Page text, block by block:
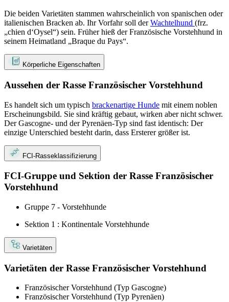
Die beiden Varietäten stammen wahrscheinlich von spanischen oder
italienischen Bracken ab. Ihr Vorfahr soll derWachtelhund (frz.
„chien d‘Oysel“) sein. Früher hieß der Französische Vorstehhund in
seinem Heimatland „Braque du Pays“.
Körperliche Eigenschaften
Aussehen der Rasse Französischer Vorstehhund
Es handelt sich um typisch brackenartige Hunde mit einem noblen
Erscheinungsbild. Sie sind kräftig gebaut, wirken aber nicht schwer.
Der Gascogne- und der Pyrenäen-Typ sind fast identisch: Der
einzige Unterschied besteht darin, dass Ersterer größer ist.
FCI-Rasseklassifizierung
FCI-Gruppe und Sektion der Rasse Französischer
Vorstehhund
Gruppe 7 - Vorstehhunde
Sektion 1 : Kontinentale Vorstehhunde
Varietäten
Varietäten der Rasse Französischer Vorstehhund
Französischer Vorstehhund (Typ Gascogne)
Französischer Vorstehhund (Typ Pyrenäen)